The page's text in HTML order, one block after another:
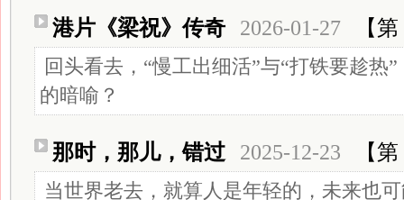
港片《梁祝》传奇 2026-01-27 【
回头看去，“慢工出细活”与“打铁要趁热
的暗喻？
那时，那儿，错过 2025-12-23 【
当世界老去，就算人是年轻的，未来也